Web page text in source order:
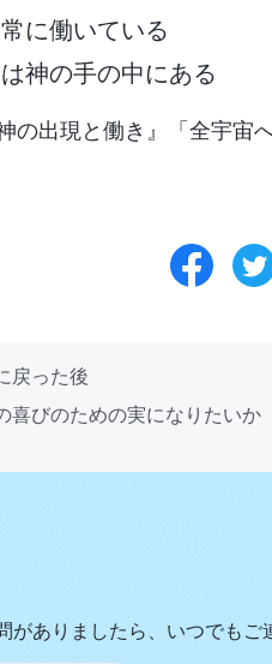
に働いている
神の手の中にある
神の出現と働き』「全宇宙
戻った後
びのための実になりたいか
がありましたら、いつでもご